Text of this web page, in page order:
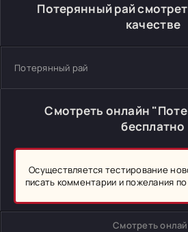
Потерянный рай
качестве
Потерянный рай
Смотреть онлайн
бесплатно
Осуществляется тестирование
писать комментарии и пожелания
Смотреть